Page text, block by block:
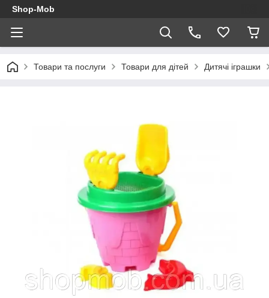
Shop-Mob
Товари та послуги Товари для дітей Дитячі іграшки